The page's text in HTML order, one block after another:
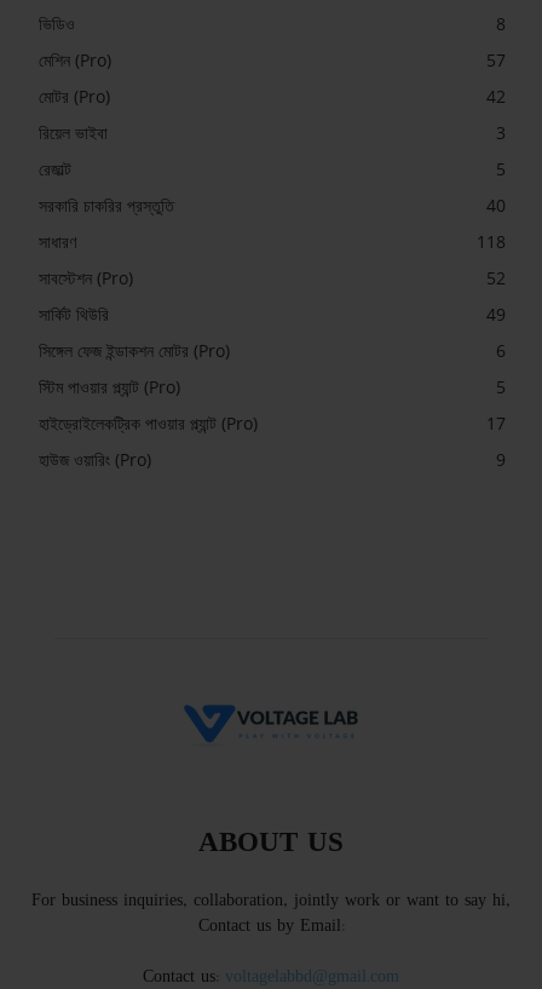
ভিডিও
8
মেশিন (Pro)
57
মোটর (Pro)
42
রিয়েল ভাইবা
3
রেজাল্ট
5
সরকারি চাকরির প্রস্তুতি
40
সাধারণ
118
সাবস্টেশন (Pro)
52
সার্কিট থিউরি
49
সিঙ্গেল ফেজ ইন্ডাকশন মোটর (Pro)
6
স্টিম পাওয়ার প্ল্যান্ট (Pro)
5
হাইড্রোইলেকট্রিক পাওয়ার প্ল্যান্ট (Pro)
17
হাউজ ওয়ারিং (Pro)
9
ABOUT US
For business inquiries, collaboration, jointly work or want to say hi,
Contact us by Email:
Contact us: voltagelabbd@gmail.com